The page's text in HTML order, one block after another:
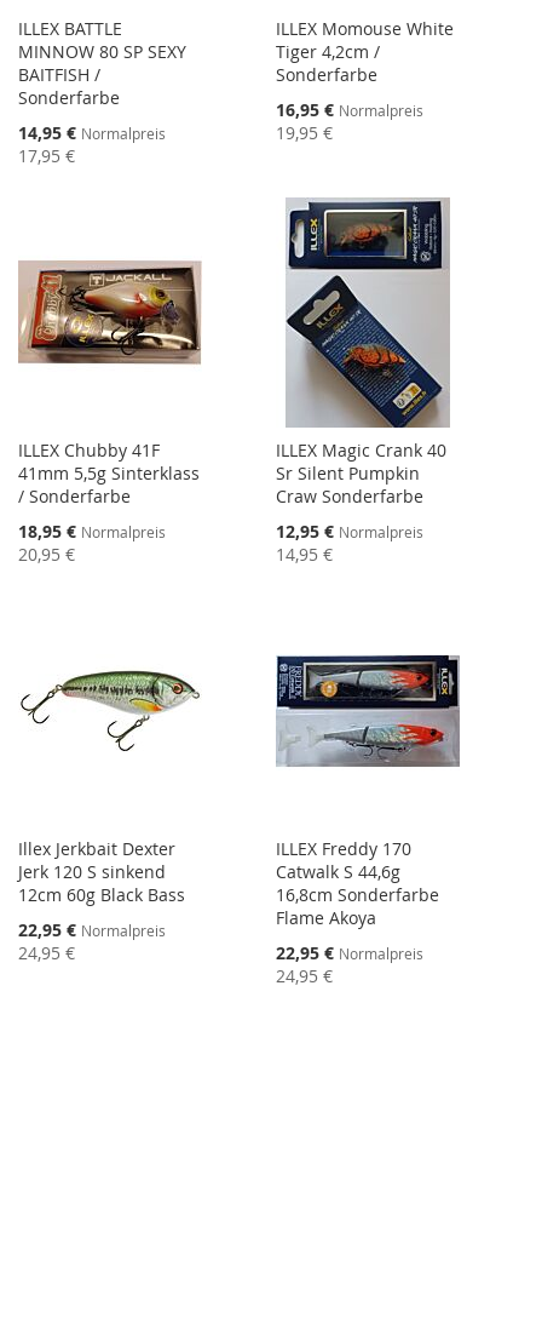
ILLEX BATTLE
MINNOW 80 SP SEXY
BAITFISH /
Sonderfarbe
Sonderangebot
14,95 € Normalpreis
17,95 €
ILLEX Momouse White
Tiger 4,2cm /
Sonderfarbe
Sonderangebot
16,95 € Normalpreis
19,95 €
ILLEX Chubby 41F
41mm 5,5g Sinterklass
/ Sonderfarbe
Sonderangebot
18,95 € Normalpreis
20,95 €
ILLEX Magic Crank 40
Sr Silent Pumpkin
Craw Sonderfarbe
Sonderangebot
12,95 € Normalpreis
14,95 €
Illex Jerkbait Dexter
Jerk 120 S sinkend
12cm 60g Black Bass
Sonderangebot
22,95 € Normalpreis
24,95 €
ILLEX Freddy 170
Catwalk S 44,6g
16,8cm Sonderfarbe
Flame Akoya
Sonderangebot
22,95 € Normalpreis
24,95 €